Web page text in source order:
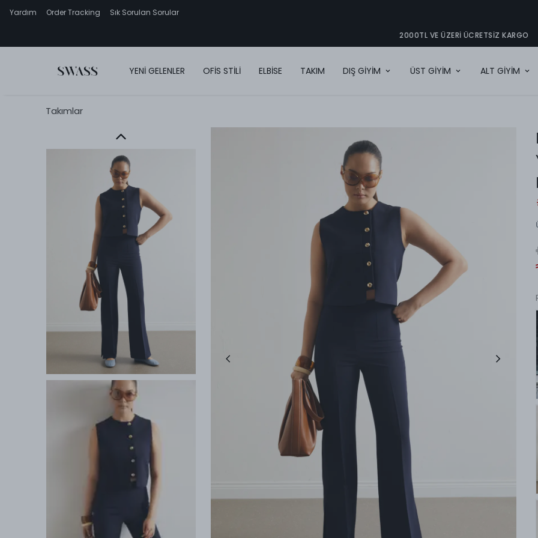
Yardım Order Tracking Sık Sorulan Sorular
2000TL VE ÜZERI ÜCRETSIZ KARGO
YENİ GELENLER OFİS STİLİ ELBİSE TAKIM DIŞ GİYİM ÜST GİYİM ALT GİYİM
Takımlar